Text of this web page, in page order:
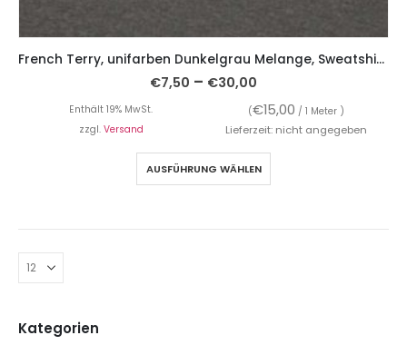
French Terry, unifarben Dunkelgrau Melange, Sweatshirtstoff brushed
€7,50 – €30,00
Enthält 19% MwSt. (€15,00 / 1 Meter )
zzgl. Versand Lieferzeit: nicht angegeben
AUSFÜHRUNG WÄHLEN
Kategorien